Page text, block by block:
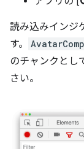
読み込みインジ
す。
のチャンクとし
さい。